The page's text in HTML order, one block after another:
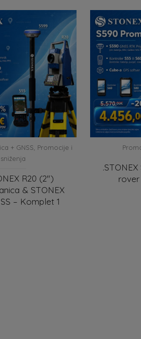
+ GNSS Promocije i
sniženja
R20 (2″)
& STONEX
– Komplet 1